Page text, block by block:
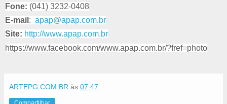
Fone: (041) 3232-0408
E-mail : apap@apap.com.br
Site: http://www.apap.com.br
https://www.facebook.com/www.apap.com.br/?fref=photo
ARTEPG.COM.BR às 07:47